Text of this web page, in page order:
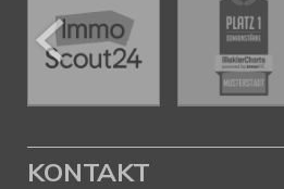
KONTAKT